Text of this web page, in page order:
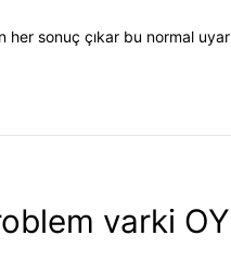
her sonuç çıkar bu normal
varki